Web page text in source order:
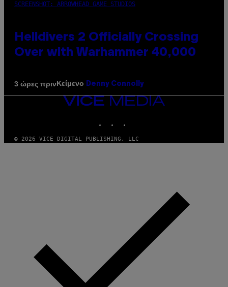
SCREENSHOT: ARROWHEAD GAME STUDIOS
Helldivers 2 Officially Crossing
Over with Warhammer 40,000
3 ώρες πρινΚείμενο Denny Connolly
VICE
© 2026 VICE DIGITAL PUBLISHING, LLC